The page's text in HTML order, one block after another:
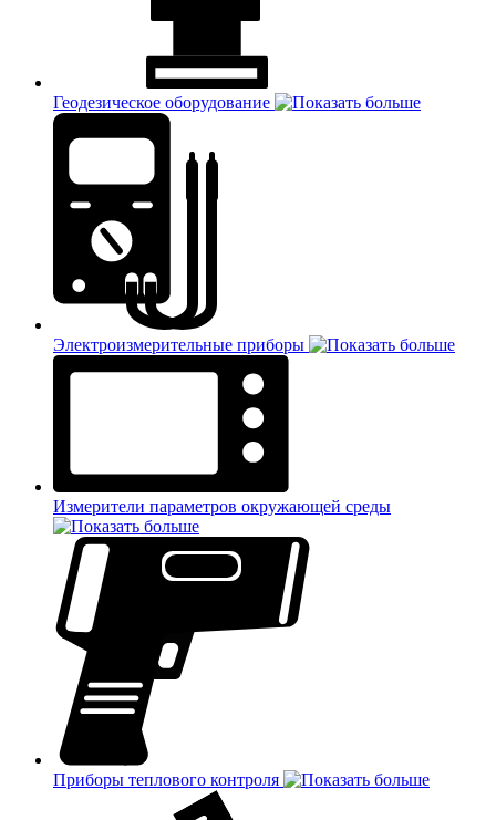
Геодезическое оборудование
Электроизмерительные приборы
Измерители параметров окружающей среды
Приборы теплового контроля